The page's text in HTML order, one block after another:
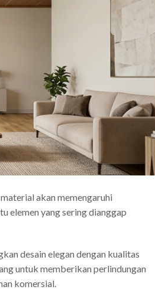
akan memengaruhi
elemen yang sering dianggap
desain elegan dengan kualitas
untuk memberikan perlindungan
komersial.